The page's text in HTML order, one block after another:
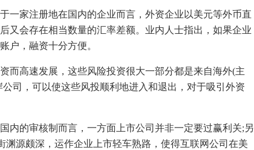
一家注册地在国内的企业而言，外资企业以美元等外币直
又会存在相当数量的汇率差额。业内人士指出，如果企业
户，融资十分方便。
而高速发展，这些风险投资很大一部分都是来自海外(主
司，可以使这些风投顺利地进入和退出，对于吸引外资
内的审核制而言，一方面上市公司并非一定要过赢利关;另
源颇深，运作企业上市轻车熟路，使得互联网公司在美